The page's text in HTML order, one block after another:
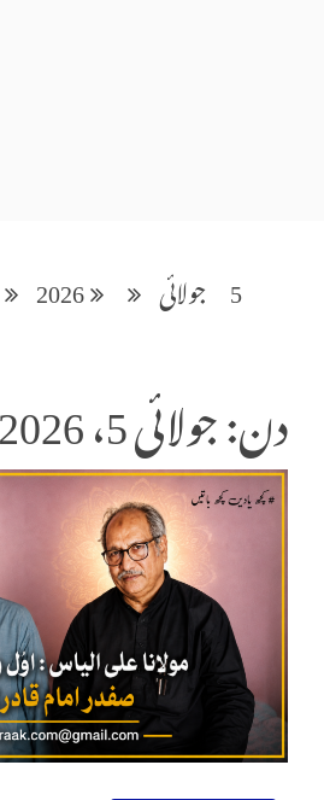
2026 جولائی 5
دن: جولائی 5، 2026